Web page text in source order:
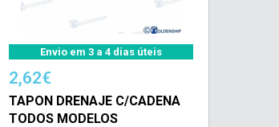
Envio em 3 a 4 dias úteis
2,62€
TAPON DRENAJE C/CADENA
TODOS MODELOS